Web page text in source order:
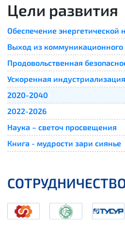
Цели развития
Обеспечение энергетической
Выход из коммуникационного
Продовольственная
Ускоренная
2020-2040
2022-2026
Наука – светоч просвещения
Книга - мудрости зари сиянье